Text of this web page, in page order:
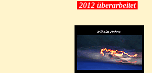
2012 überarbeitet